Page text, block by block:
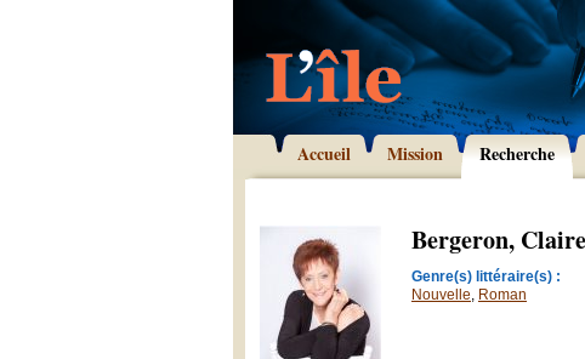
Accueil Mission Recherche
Bergeron, Claire
Genre(s) littéraire(s) :
Nouvelle, Roman